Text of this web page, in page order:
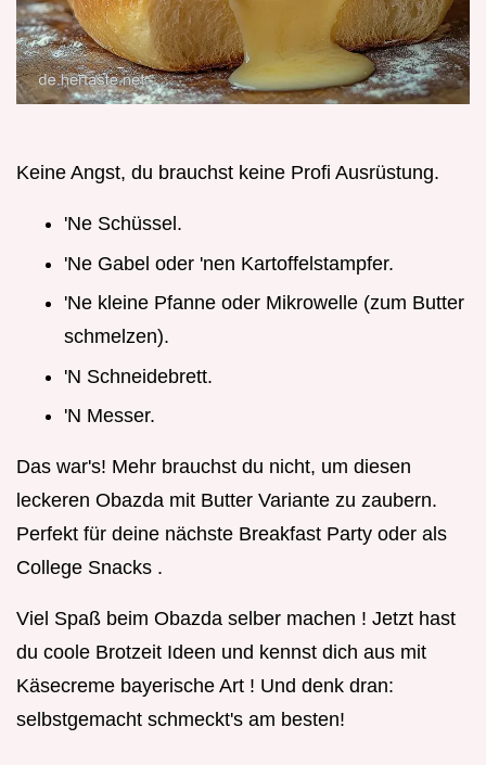
Keine Angst, du brauchst keine Profi Ausrüstung.
'Ne Schüssel.
'Ne Gabel oder 'nen Kartoffelstampfer.
'Ne kleine Pfanne oder Mikrowelle (zum Butter
schmelzen).
'N Schneidebrett.
'N Messer.
Das war's! Mehr brauchst du nicht, um diesen
leckeren Obazda mit Butter Variante zu zaubern.
Perfekt für deine nächste Breakfast Party oder als
College Snacks .
Viel Spaß beim Obazda selber machen ! Jetzt hast
du coole Brotzeit Ideen und kennst dich aus mit
Käsecreme bayerische Art ! Und denk dran:
selbstgemacht schmeckt's am besten!